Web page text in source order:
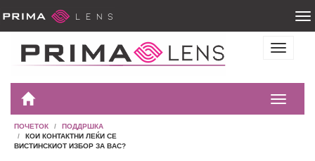
ПОЧЕТОК
ПОДДРШКА
КОИ КОНТАКТНИ ЛЕЌИ СЕ
ВИСТИНСКИОТ ИЗБОР ЗА ВАС?